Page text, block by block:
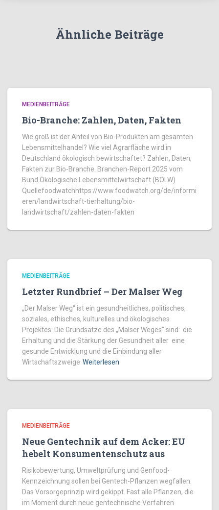
Ähnliche Beiträge
MEDIENBEITRÄGE
Bio-Branche: Zahlen, Daten, Fakten
Wie groß ist der Anteil von Bio-Produkten am gesamten
Lebensmittelhandel? Wie viel Agrarfläche wird in
Deutschland ökologisch bewirtschaftet? Zahlen, Daten,
Fakten zur Bio-Branche. Branchen-Report 2025 vom
Bund Ökologische Lebensmittelwirtschaft (BÖLW)
Quellefoodwatchhttps://www.foodwatch.org/de/informi
eren/landwirtschaft-tierhaltung/bio-
landwirtschaft/zahlen-daten-fakten
MEDIENBEITRÄGE
Letzter Rundbrief – Der Malser Weg
„Der Malser Weg“ ist ein gesundheitliches, politisches,
soziales, ethisches, kulturelles und ökologisches
Projektes: Die Grundsätze des „Malser Weges“ sind: die
Erhaltung und die Stärkung der Gesundheit aller eine
gesunde Entwicklung und die Einbindung aller
Wirtschaftszweige Weiterlesen
MEDIENBEITRÄGE
Neue Gentechnik auf dem Acker: EU
hebelt Konsumentenschutz aus
Risikobewertung, Umweltprüfung und Genfood-
Kennzeichnung sollen bei Gentech-Pflanzen wegfallen.
Das Vorsorgeprinzip wird gekippt. Fast alle Pflanzen, die
im Moment durch neue gentechnische Verfahren